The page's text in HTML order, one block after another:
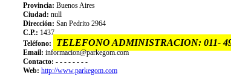
Provincia: Buenos Aires
Ciudad: null
Dirección: San Pedrito 2964
C.P.: 1437
Teléfono:
TELEFONO ADMINISTRACION: 011-
Email: informacion@parkegom.com
Contacto: - - - - - - - -
Web: http://www.parkegom.com